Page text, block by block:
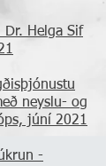
Helga Sif
neyslu- og
júní 2021
-